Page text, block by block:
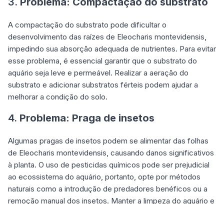
A compactação do substrato pode dificultar o
desenvolvimento das raízes de Eleocharis montevidensis,
impedindo sua absorção adequada de nutrientes. Para evitar
esse problema, é essencial garantir que o substrato do
aquário seja leve e permeável. Realizar a aeração do
substrato e adicionar substratos férteis podem ajudar a
melhorar a condição do solo.
4. Problema: Praga de insetos
Algumas pragas de insetos podem se alimentar das folhas
de Eleocharis montevidensis, causando danos significativos
à planta. O uso de pesticidas químicos pode ser prejudicial
ao ecossistema do aquário, portanto, opte por métodos
naturais como a introdução de predadores benéficos ou a
remoção manual dos insetos. Manter a limpeza do aquário e